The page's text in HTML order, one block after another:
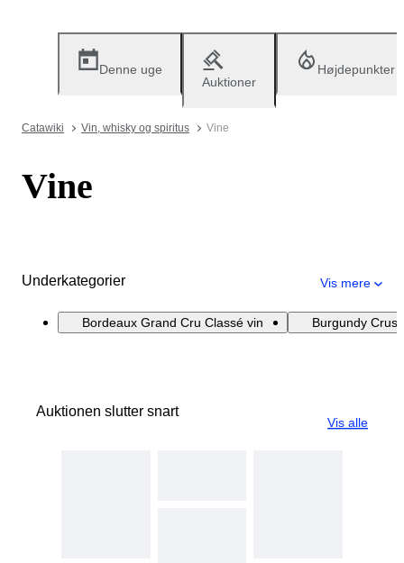
Denne uge
Auktioner
Højdepunkter
Catawiki Vin, whisky og spiritus Vine
Vine
Underkategorier Vis mere
Bordeaux Grand Cru Classé vin Burgundy Crus
Auktionen slutter snart
Vis alle